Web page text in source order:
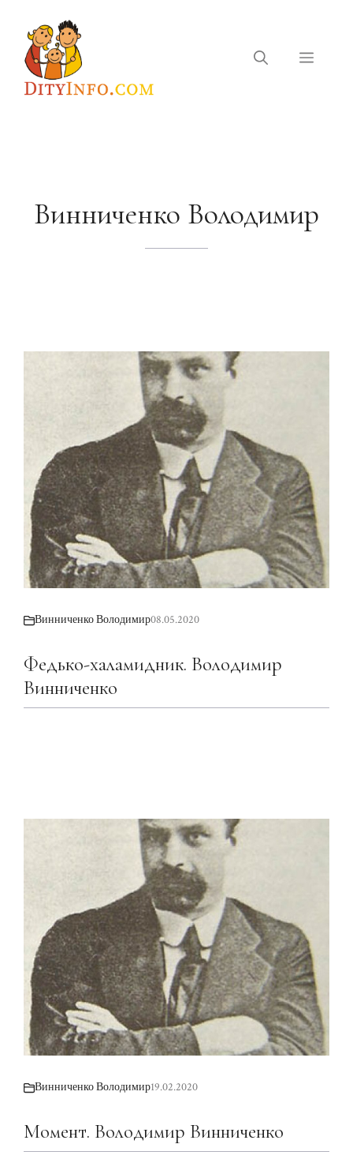
вмісту
Меню
Винниченко Володимир
Винниченко Володимир08.05.2020
Федько-халамидник. Володимир
Винниченко
Винниченко Володимир19.02.2020
Момент. Володимир Винниченко